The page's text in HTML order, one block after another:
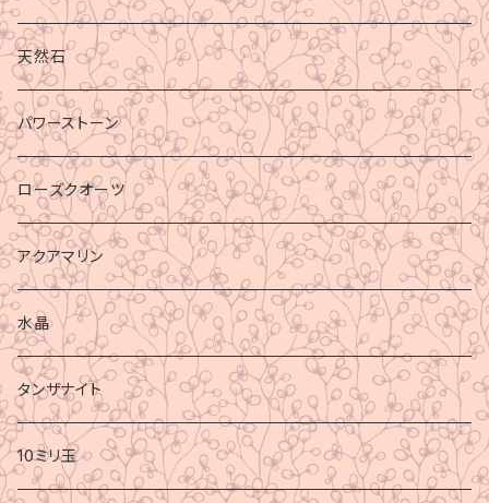
天然石
パワーストーン
ローズクオーツ
アクアマリン
水晶
タンザナイト
10ミリ玉